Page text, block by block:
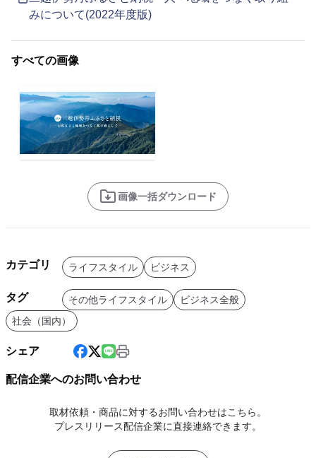
みについて(2022年度版)
すべての画像
画像一括ダウンロード
カテゴリ ライフスタイル ビジネス
タグ その他ライフスタイル
ビジネス全般
社会（国内）
シェア
配信企業へのお問い合わせ
取材依頼・商品に対するお問い合わせはこちら。
プレスリリース配信企業に直接連絡できます。